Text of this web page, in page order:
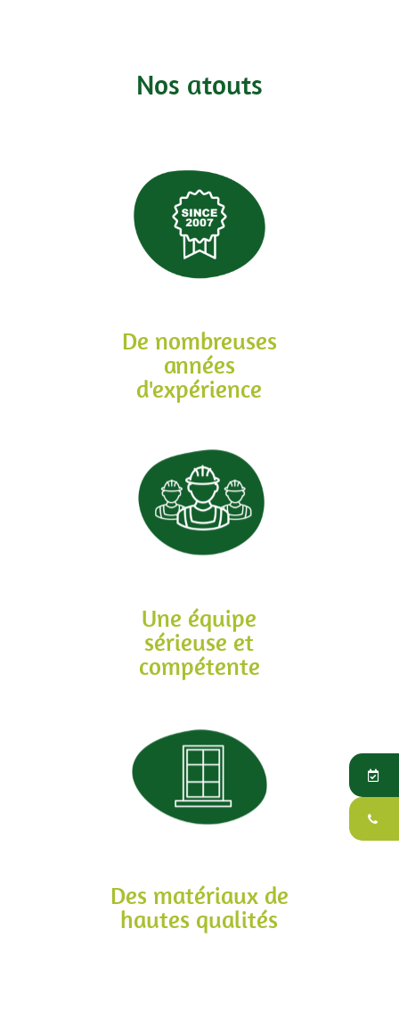
Nos atouts
De nombreuses
années
d'expérience
Une équipe
sérieuse et
compétente
Des matériaux de
hautes qualités